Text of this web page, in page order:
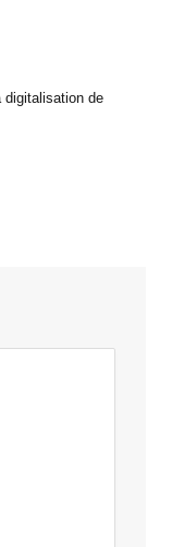
digitalisation de